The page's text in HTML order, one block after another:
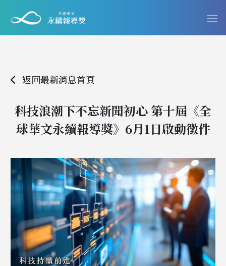
返回最新消息首頁
科技浪潮下不忘新聞初心 第十屆《全
球華文永續報導獎》6月1日啟動徵件